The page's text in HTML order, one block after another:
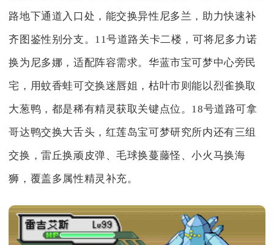
路地下通道入口处，能交换异性尼多兰，助力快速补
齐图鉴性别分支。11号道路关卡二楼，可将尼多力诺
换为尼多娜，适配阵容需求。华蓝市宝可梦中心旁民
宅，用蚊香蛙可交换迷唇姐，枯叶市则能以烈雀换取
大葱鸭，都是稀有精灵获取关键点位。18号道路可拿
哥达鸭交换大舌头，红莲岛宝可梦研究所内还有三组
交换，雷丘换顽皮弹、毛球换蔓藤怪、小火马换海
狮，覆盖多属性精灵补充。